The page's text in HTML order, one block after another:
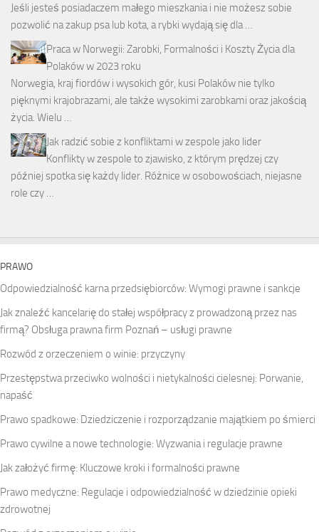
Jeśli jesteś posiadaczem małego mieszkania i nie możesz sobie
pozwolić na zakup psa lub kota, a rybki wydają się dla …
Praca w Norwegii: Zarobki, Formalności i Koszty Życia dla
Polaków w 2023 roku
Norwegia, kraj fiordów i wysokich gór, kusi Polaków nie tylko
pięknymi krajobrazami, ale także wysokimi zarobkami oraz jakością
życia. Wielu …
Jak radzić sobie z konfliktami w zespole jako lider
Konflikty w zespole to zjawisko, z którym prędzej czy
później spotka się każdy lider. Różnice w osobowościach, niejasne
role czy …
PRAWO
Odpowiedzialność karna przedsiębiorców: Wymogi prawne i sankcje
Jak znaleźć kancelarię do stałej współpracy z prowadzoną przez nas
firmą? Obsługa prawna firm Poznań – usługi prawne
Rozwód z orzeczeniem o winie: przyczyny
Przestępstwa przeciwko wolności i nietykalności cielesnej: Porwanie,
napaść
Prawo spadkowe: Dziedziczenie i rozporządzanie majątkiem po śmierci
Prawo cywilne a nowe technologie: Wyzwania i regulacje prawne
Jak założyć firmę: Kluczowe kroki i formalności prawne
Prawo medyczne: Regulacje i odpowiedzialność w dziedzinie opieki
zdrowotnej